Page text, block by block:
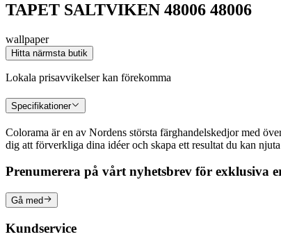
TAPET SALTVIKEN 48006 48006
wallpaper
Hitta närmsta butik
Lokala prisavvikelser kan förekomma
Specifikationer
Colorama är en av Nordens största färghandelskedjor med
dig att förverkliga dina idéer och skapa ett resultat du kan
Prenumerera på vårt nyhetsbrev för exklusiva
Gå med
Kundservice